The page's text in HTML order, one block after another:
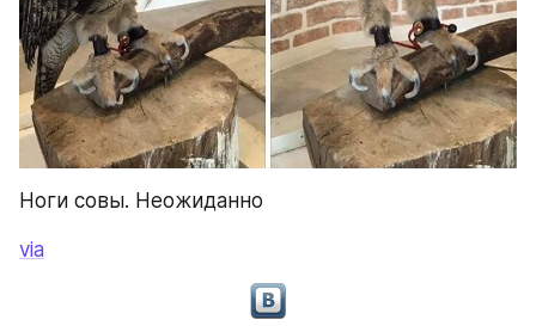
Ноги совы. Неожиданно
via